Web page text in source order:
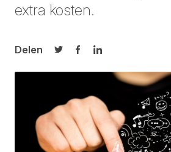
extra kosten.
Delen
Delen op Twitter
Delen op Facebook
Delen op LinkedIn